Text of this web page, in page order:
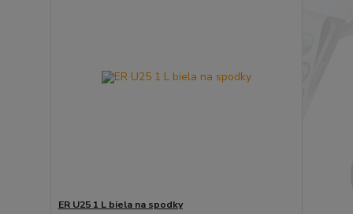
ER U25 1 L biela na spodky